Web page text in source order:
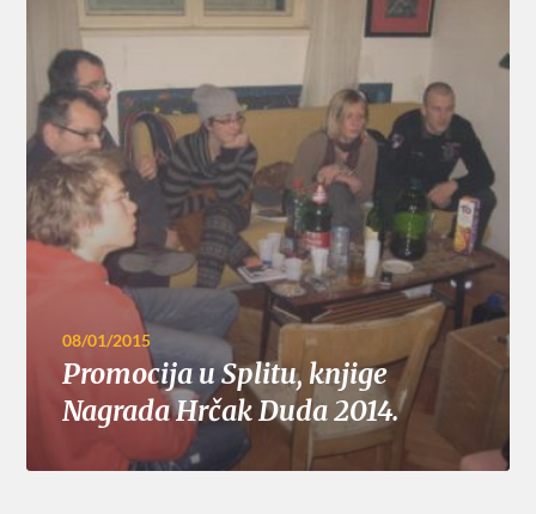
08/01/2015
Promocija u Splitu, knjige
Nagrada Hrčak Duda 2014.